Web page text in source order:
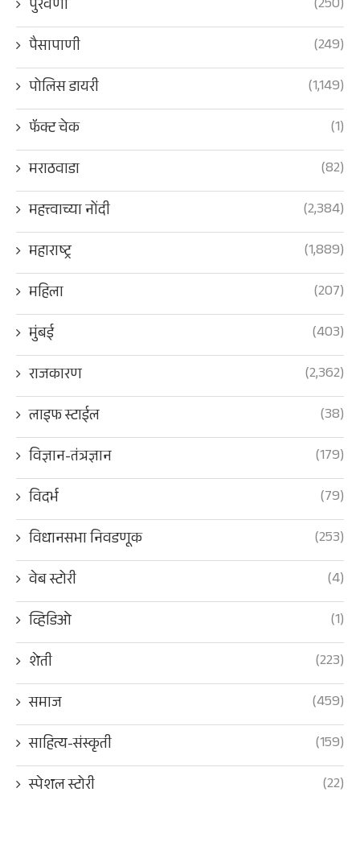
पुरवणी
पैसापाणी
(249)
पोलिस डायरी
(1,149)
फॅक्ट चेक
(1)
मराठवाडा
(82)
महत्त्वाच्या नोंदी
(2,384)
महाराष्ट्र
(1,889)
महिला
(207)
मुंबई
(403)
राजकारण
(2,362)
लाइफ स्टाईल
(38)
विज्ञान-तंत्रज्ञान
(179)
विदर्भ
(79)
विधानसभा निवडणूक
(253)
वेब स्टोरी
(4)
व्हिडिओ
(1)
शेती
(223)
समाज
(459)
साहित्य-संस्कृती
(159)
स्पेशल स्टोरी
(22)